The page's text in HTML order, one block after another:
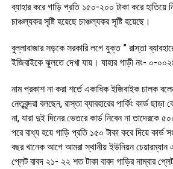
ব্যাহার করে গাড়ি প্রতি ১৫০-২০০ টাকা করে হাতিয়ে
চাঞ্চল্যকর সৃষ্টি হয়েছে চাঞ্চল্যকর সৃষ্টি হয়েছে।
বুল্লাবাজার সড়কে সরকারি লগে যুক্ত ” রাস্তা
ইজিবাইকে ঝুলতে দেখা যায়। যাহার গাড়ী নং- ০-
নাম প্রকাশ না করা শর্তে একাধিক ইজিবাইক চালক
নেতৃবৃন্দরা বলছেন, রাস্তা ব্যাবহারের পার্কিং কার্ড
না, যারা দুই দিনের ভেতরে কার্ড নিবেন না তাদেরকে
পরে বাধ্য হয়ে গাড়ি প্রতি ১৫০ টাকা করে দিয়ে
বছর খানেক আগে আমরা স্থানীয় ইউনিয়ন চেয়ারম্যান
প্লেট বাবদ ২১- ২২ শত টাকা বাবদ গাড়ির নাম্বার